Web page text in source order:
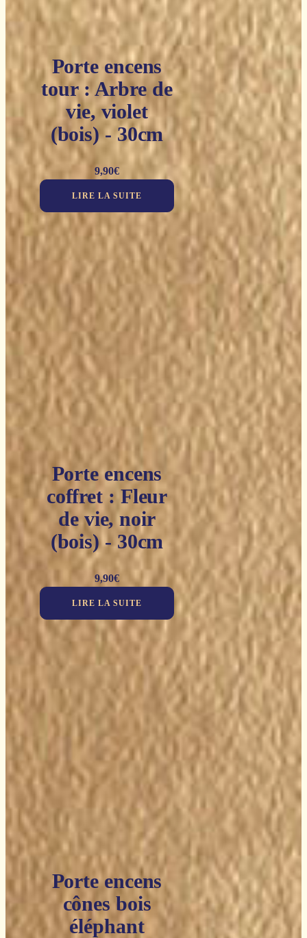
Porte encens
tour : Arbre de
vie, violet
(bois) - 30cm
9,90€
LIRE LA SUITE
Porte encens
coffret : Fleur
de vie, noir
(bois) - 30cm
9,90€
LIRE LA SUITE
Porte encens
cônes bois
éléphant